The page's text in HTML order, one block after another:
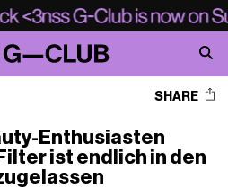
SHARE
Enthusiasten
ist endlich in den